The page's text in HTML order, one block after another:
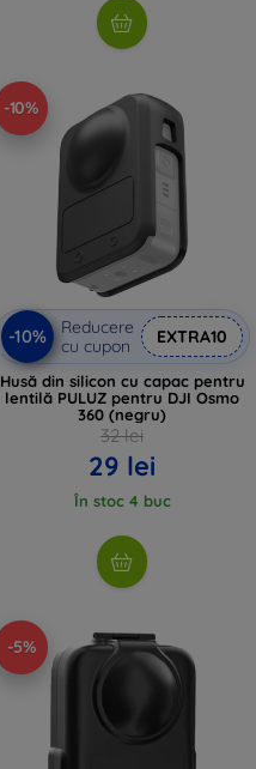
-10%
-10%
Reducere
cu cupon
EXTRA10
Husă din silicon cu capac pentru
lentilă PULUZ pentru DJI Osmo
360 (negru)
32 lei
29 lei
În stoc 4 buc
-5%